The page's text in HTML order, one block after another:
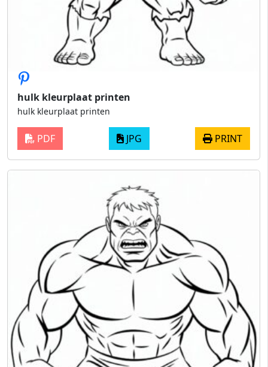
hulk kleurplaat printen
hulk kleurplaat printen
PDF JPG PRINT